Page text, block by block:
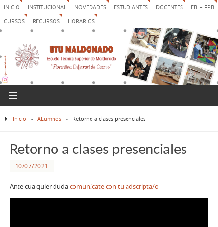
INICIO INSTITUCIONAL NOVEDADES ESTUDIANTES DOCENTES
EBI – FPB
CURSOS
RECURSOS HORARIOS
Inicio » ALumnos » Retorno a clases presenciales
Retorno a clases presenciales
10/07/2021
Ante cualquier dudacomunícate con tu adscripta/o